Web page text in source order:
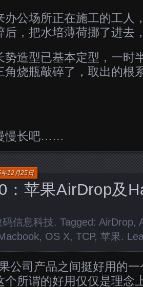
办公场所正在施工的工人
后，把水培薄荷挪了进去
势造型已基本定型，一时
角烧瓶敲碎了，取出的根
慢长吧……
：苹果AirDrop及
12月25日
码信息科技. Tagged: AirDrop,
, OS X, TCP, 苹果.
公司产品之间挺好用的
个所谓的好用仅仅是理念